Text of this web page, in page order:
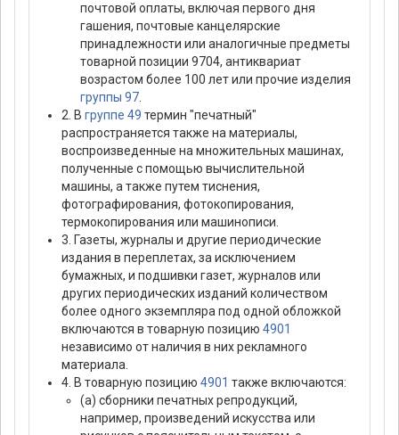
почтовой оплаты, включая первого дня
гашения, почтовые канцелярские
принадлежности или аналогичные предметы
товарной позиции 9704, антиквариат
возрастом более 100 лет или прочие изделия
группы 97
2. В группе 49 термин "печатный"
распространяется также на материалы,
воспроизведенные на множительных машинах,
полученные с помощью вычислительной
машины, а также путем тиснения,
фотографирования, фотокопирования,
термокопирования или машинописи.
3. Газеты, журналы и другие периодические
издания в переплетах, за исключением
бумажных, и подшивки газет, журналов или
других периодических изданий количеством
более одного экземпляра под одной обложкой
включаются в товарную позицию 4901
независимо от наличия в них рекламного
материала.
4. В товарную позицию 4901 также включаются:
(а) сборники печатных репродукций,
например, произведений искусства или